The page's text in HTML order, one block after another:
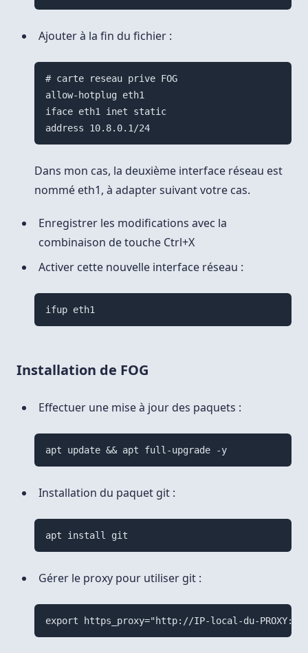
Ajouter à la fin du fichier :
# carte reseau prive FOG
allow-hotplug eth1
iface eth1 inet static
address 10.8.0.1/24
Dans mon cas, la deuxième interface réseau est
nommé eth1, à adapter suivant votre cas.
Enregistrer les modifications avec la
combinaison de touche Ctrl+X
Activer cette nouvelle interface réseau :
ifup eth1
Installation de FOG
Effectuer une mise à jour des paquets :
apt update && apt full-upgrade -y
Installation du paquet git :
apt install git
Gérer le proxy pour utiliser git :
export https_proxy="http://IP-local-du-